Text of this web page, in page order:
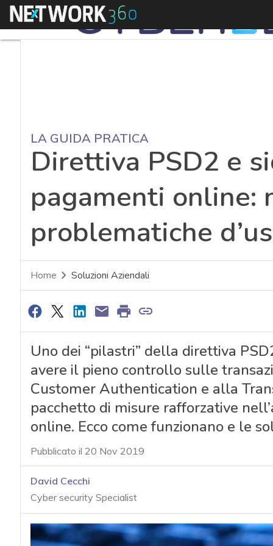
Menu
LA GUIDA PRATICA
Direttiva PSD2 e
pagamenti online:
problematiche
Home Soluzioni Aziendali
Uno dei “pilastri” della direttiva
avere il pieno controllo sulle
Customer Authentication e alla
pacchetto di misure rafforzative
online. Ecco come funzionano e le
Pubblicato il 20 Nov 2019
David Cecchi
Cyber security Specialist